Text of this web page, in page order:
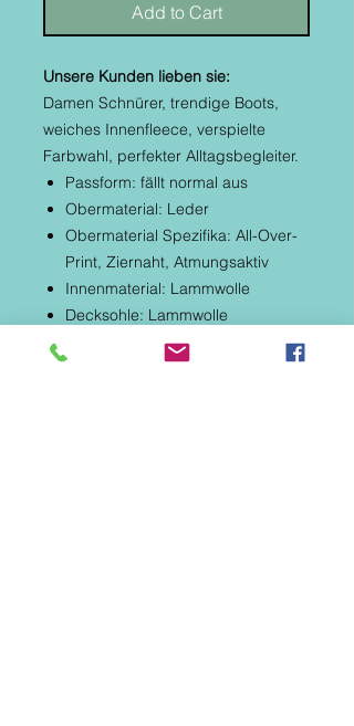
Add to Cart
Unsere Kunden lieben sie:
Damen Schnürer, trendige Boots,
weiches Innenfleece, verspielte
Farbwahl, perfekter Alltagsbegleiter.
Passform: fällt normal aus
Obermaterial: Leder
Obermaterial Spezifika: All-Over-
Print, Ziernaht, Atmungsaktiv
Innenmaterial: Lammwolle
Decksohle: Lammwolle
Decksohle Spezifika: Gepolstert
Schafthöhe: Halbschaft